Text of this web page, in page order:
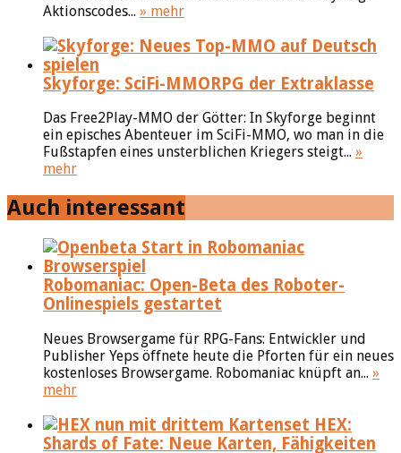
Aktionscodes... » mehr
Skyforge: SciFi-MMORPG der Extraklasse
Das Free2Play-MMO der Götter: In Skyforge beginnt
ein episches Abenteuer im SciFi-MMO, wo man in die
Fußstapfen eines unsterblichen Kriegers steigt... »
mehr
Auch interessant
Robomaniac: Open-Beta des Roboter-
Onlinespiels gestartet
Neues Browsergame für RPG-Fans: Entwickler und
Publisher Yeps öffnete heute die Pforten für ein neues
kostenloses Browsergame. Robomaniac knüpft an... »
mehr
HEX:
Shards of Fate: Neue Karten, Fähigkeiten